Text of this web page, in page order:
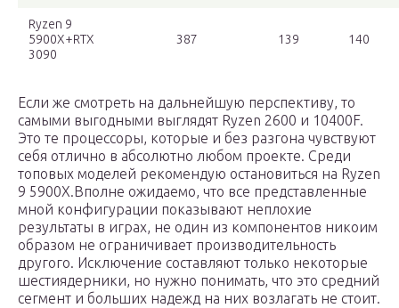
Ryzen 9
5900X+RTX
3090
387 139 140
Если же смотреть на дальнейшую перспективу, то
самыми выгодными выглядят Ryzen 2600 и 10400F.
Это те процессоры, которые и без разгона чувствуют
себя отлично в абсолютно любом проекте. Среди
топовых моделей рекомендую остановиться на Ryzen
9 5900X.Вполне ожидаемо, что все представленные
мной конфигурации показывают неплохие
результаты в играх, не один из компонентов никоим
образом не ограничивает производительность
другого. Исключение составляют только некоторые
шестиядерники, но нужно понимать, что это средний
сегмент и больших надежд на них возлагать не стоит.